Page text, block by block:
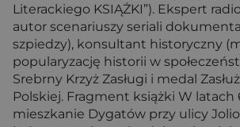
Literackiego KSIĄŻKI”). Ekspert
autor scenariuszy seriali
szpiedzy), konsultant historyczny
popularyzację historii w
Srebrny Krzyż Zasługi i medal
Polskiej. Fragment książki W latach
mieszkanie Dygatów przy ulicy